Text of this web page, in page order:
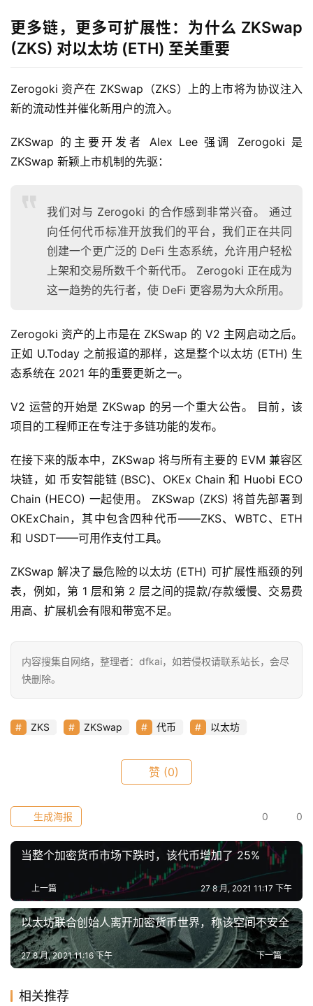
首
9
9
指
数
用
工
具
推
荐
更多链，更多可扩展性：为什么 ZKSwap
(ZKS) 对以太坊 (ETH) 至关重要
Zerogoki 资产在 ZKSwap（ZKS）上的上市将为协议注入
新的流动性并催化新用户的流入。
ZKSwap 的主要开发者 Alex Lee 强调 Zerogoki 是
ZKSwap 新颖上市机制的先驱：
我们对与 Zerogoki 的合作感到非常兴奋。 通过
向任何代币标准开放我们的平台，我们正在共同
创建一个更广泛的 DeFi 生态系统，允许用户轻松
上架和交易所数千个新代币。 Zerogoki 正在成为
这一趋势的先行者，使 DeFi 更容易为大众所用。
Zerogoki 资产的上市是在 ZKSwap 的 V2 主网启动之后。
正如 U.Today 之前报道的那样，这是整个以太坊 (ETH) 生
态系统在 2021 年的重要更新之一。
V2 运营的开始是 ZKSwap 的另一个重大公告。 目前，该
项目的工程师正在专注于多链功能的发布。
在接下来的版本中，ZKSwap 将与所有主要的 EVM 兼容区
块链，如 币安智能链 (BSC)、OKEx Chain 和 Huobi ECO
Chain (HECO) 一起使用。 ZKSwap (ZKS) 将首先部署到
OKExChain，其中包含四种代币——ZKS、WBTC、ETH
和 USDT——可用作支付工具。
ZKSwap 解决了最危险的以太坊 (ETH) 可扩展性瓶颈的列
表，例如，第 1 层和第 2 层之间的提款/存款缓慢、交易费
用高、扩展机会有限和带宽不足。
内容搜集自网络，整理者：dfkai，如若侵权请联系站长，会尽
快删除。
ZKS ZKSwap 代币 以太坊
赞 (0)
0 0
生成海报
当整个加密货币市场下跌时，该代币增加了 25%
上一篇 27 8 月, 2021 11:17 下午
以太坊联合创始人离开加密货币世界，称该空间不安全
下一篇
27 8 月, 2021 11:16 下午
相关推荐